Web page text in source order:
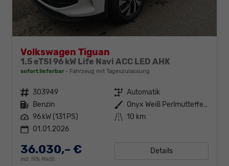
Volkswagen Tiguan
1.5 eTSI 96 kW Life Navi ACC LED AHK
sofort lieferbar Fahrzeug mit Tageszulassung
Fahrzeugnr. 303949 Getriebe Automatik
Kraftstoff Benzin Außenfarbe
Onyx Weiß Perlmutteffekt
Leistung 96 kW (131 PS) Kilometerstand 10 km
01.01.2026
36.030,– €
incl. 19% MwSt.
Details